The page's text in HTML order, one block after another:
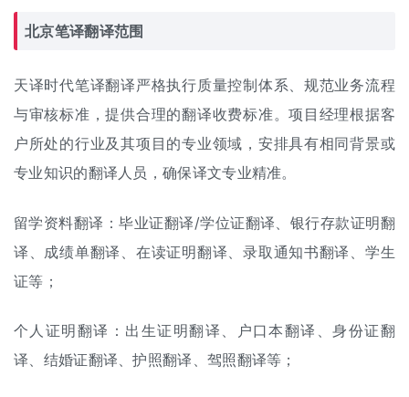
北京笔译翻译范围
天译时代笔译翻译严格执行质量控制体系、规范业务流程
与审核标准，提供合理的翻译收费标准。项目经理根据客
户所处的行业及其项目的专业领域，安排具有相同背景或
专业知识的翻译人员，确保译文专业精准。
留学资料翻译：毕业证翻译/学位证翻译 、银行存款证明翻
译、 成绩单翻译
、在读证明翻译、录取通知书翻译、学生
证等；
个人证明翻译： 出生证明翻译 、 户口本翻译 、身份证翻
译、 结婚证翻译、护照翻译 、 驾照翻译等；